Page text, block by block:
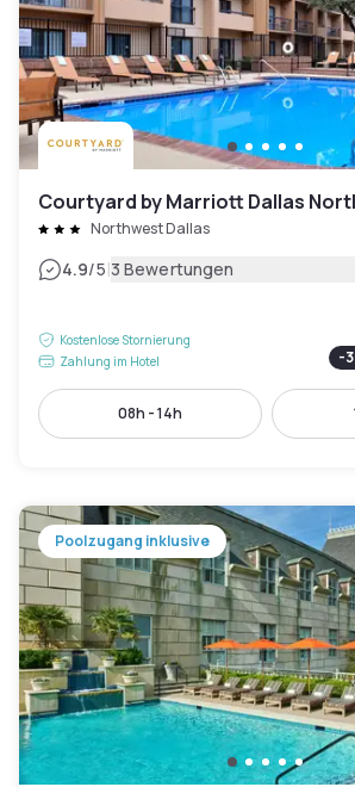
Courtyard by Marriott Dallas
Northwest Dallas
4.9/5|3 Bewertungen
Kostenlose Stornierung
Zahlung im Hotel
-
08h - 14h
Poolzugang inklusive